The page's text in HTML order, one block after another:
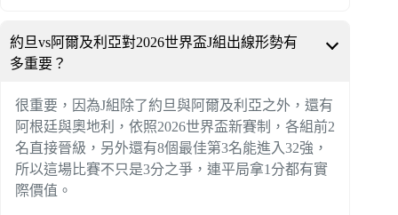
約旦vs阿爾及利亞對2026世界盃J組出線形勢有
多重要？
很重要，因為J組除了約旦與阿爾及利亞之外，還有
阿根廷與奧地利，依照2026世界盃新賽制，各組前2
名直接晉級，另外還有8個最佳第3名能進入32強，
所以這場比賽不只是3分之爭，連平局拿1分都有實
際價值。